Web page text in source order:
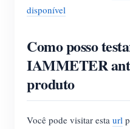
disponível
Como posso
IAMMETER
produto
Você pode visitar esta url